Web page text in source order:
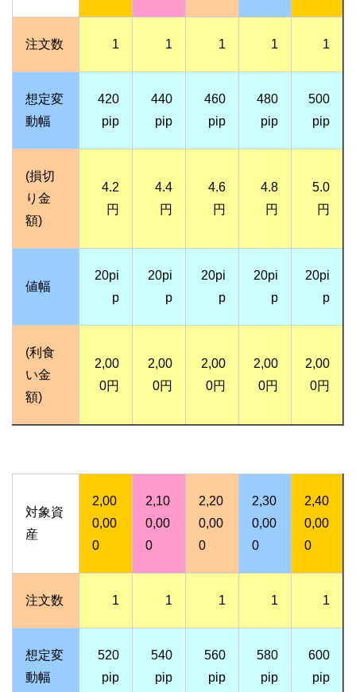
注文数 1 1 1 1 1
想定変
動幅
420
pip
440
pip
460
pip
480
pip
500
pip
(損切
り金
額)
4.2
円
4.4
円
4.6
円
4.8
円
5.0
円
値幅
20pi
p
20pi
p
20pi
p
20pi
p
20pi
p
(利食
い金
額)
2,00
0円
2,00
0円
2,00
0円
2,00
0円
2,00
0円
対象資
産
2,00
0,00
0
2,10
0,00
0
2,20
0,00
0
2,30
0,00
0
2,40
0,00
0
注文数 1 1 1 1 1
想定変
動幅
520
pip
540
pip
560
pip
580
pip
600
pip